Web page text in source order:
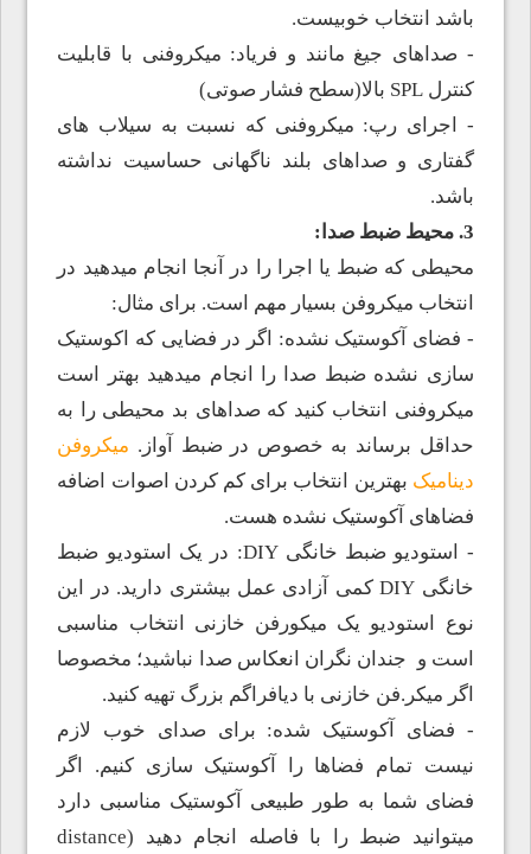
باشد انتخاب خوبیست.
- صداهای جیغ مانند و فریاد: میکروفنی با قابلیت
کنترل SPL بالا(سطح فشار صوتی)
- اجرای رپ: میکروفنی که نسبت به سیلاب های
گفتاری و صداهای بلند ناگهانی حساسیت نداشته
باشد.
3. محیط ضبط صدا:
محیطی که ضبط یا اجرا را در آنجا انجام میدهید در
انتخاب میکروفن بسیار مهم است. برای مثال:
- فضای آکوستیک نشده: اگر در فضایی که اکوستیک
سازی نشده ضبط صدا را انجام میدهید بهتر است
میکروفنی انتخاب کنید که صداهای بد محیطی را به
حداقل برساند به خصوص در ضبط آواز. میکروفن
دینامیک بهترین انتخاب برای کم کردن اصوات اضافه
فضاهای آکوستیک نشده هست.
- استودیو ضبط خانگی DIY: در یک استودیو ضبط
خانگی DIY کمی آزادی عمل بیشتری دارید. در این
نوع استودیو یک میکورفن خازنی انتخاب مناسبی
است و جندان نگران انعکاس صدا نباشید؛ مخصوصا
اگر میکر.فن خازنی با دیافراگم بزرگ تهیه کنید.
- فضای آکوستیک شده: برای صدای خوب لازم
نیست تمام فضاها را آکوستیک سازی کنیم. اگر
فضای شما به طور طبیعی آکوستیک مناسبی دارد
میتوانید ضبط را با فاصله انجام دهید (distance